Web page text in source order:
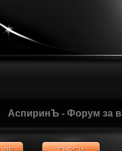
АспиринЪ - Форум за